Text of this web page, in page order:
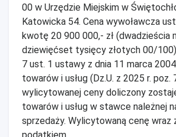
00 w Urzędzie Miejskim w
Katowicka 54. Cena wywoławcza
kwotę 20 900 000,- zł (dwadzieścia
dziewięćset tysięcy złotych 00/
7 ust. 1 ustawy z dnia 11 marca
towarów i usług (Dz.U. z 2025 r. poz.
wylicytowanej ceny doliczony
towarów i usług w stawce należnej
sprzedaży. Wylicytowaną cenę wraz